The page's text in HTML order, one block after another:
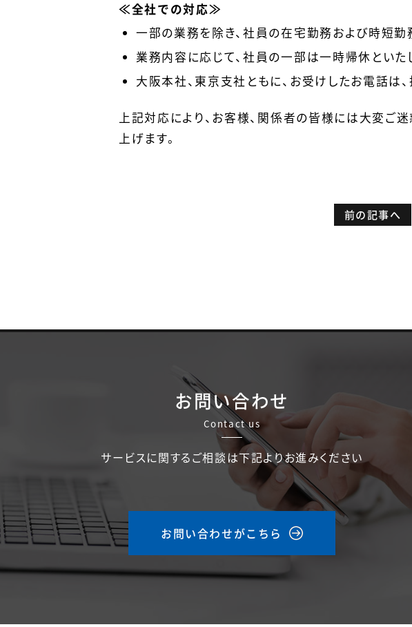
≪全社での対応≫
一部の業務を除き、社員の在宅勤務および時短勤
業務内容に応じて、社員の一部は一時帰休といた
大阪本社、東京支社ともに、お受けしたお電話は
上記対応により、お客様、関係者の皆様には大変ご
上げます。
前の記事へ
お問い合わせ
Contact us
サービスに関するご相談は下記よりお進みください
お問い合わせがこちら